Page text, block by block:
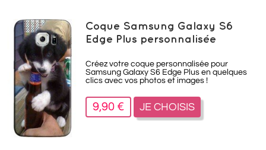
Coque Samsung Galaxy S6
Edge Plus personnalisée
Créez votre coque personnalisée pour
Samsung Galaxy S6 Edge Plus en quelques
clics avec vos photos et images !
9,90 € JE CHOISIS